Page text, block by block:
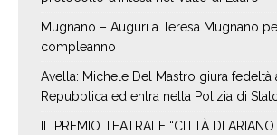
Mugnano – Auguri a Teresa Mugnano
compleanno
Avella: Michele Del Mastro giura fedeltà
Repubblica ed entra nella Polizia di
IL PREMIO TEATRALE “CITTÀ DI ARIANO